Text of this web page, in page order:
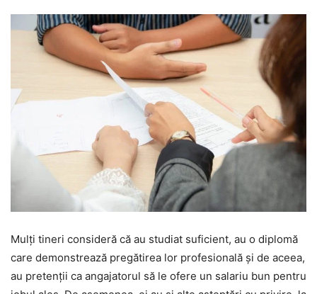
Mulți tineri consideră că au studiat suficient, au o diplomă
care demonstrează pregătirea lor profesională și de aceea,
au pretenții ca angajatorul să le ofere un salariu bun pentru